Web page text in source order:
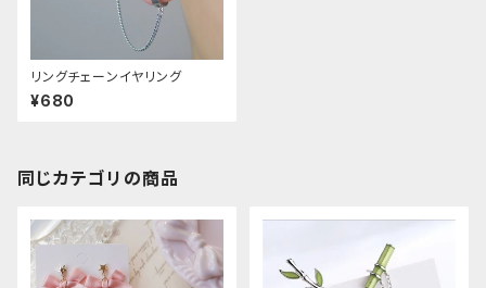
リングチェーンイヤリング
¥680
同じカテゴリの商品